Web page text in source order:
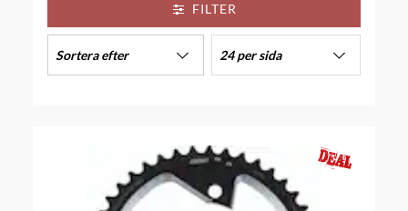
FILTER
Sortera efter 24 per sida